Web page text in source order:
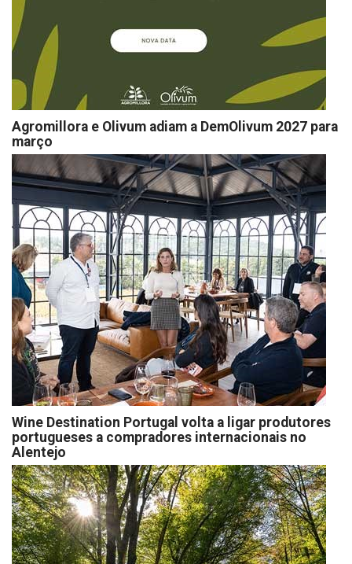
Agromillora e Olivum adiam a DemOlivum 2027 para
março
Wine Destination Portugal volta a ligar produtores
portugueses a compradores internacionais no
Alentejo